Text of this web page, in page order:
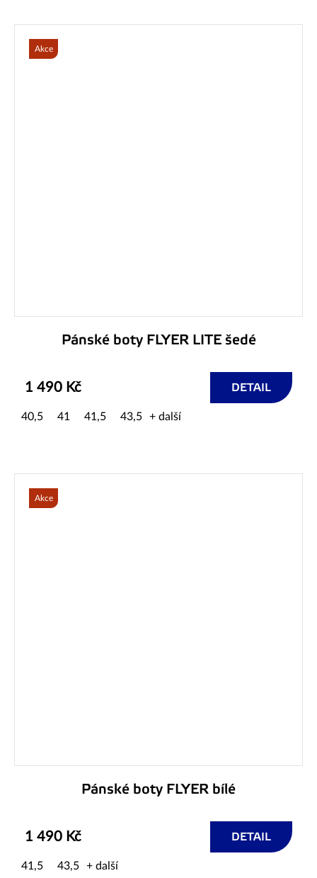
Akce
Pánské boty FLYER LITE šedé
1 490 Kč DETAIL
40,5 41 41,5 43,5 + další
Akce
Pánské boty FLYER bílé
1 490 Kč DETAIL
41,5 43,5 + další